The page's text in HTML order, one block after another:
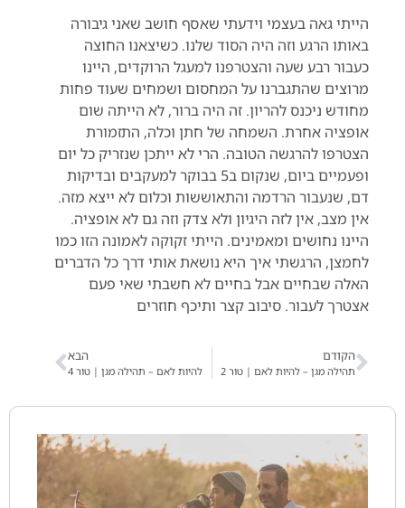
הייתי גאה בעצמי וידעתי שאסף חושב שאני גיבורה
באותו הרגע וזה היה הסוד שלנו. כשיצאנו החוצה
כעבור רבע שעה והצטרפנו למעגל הרוקדים, היינו
מרוצים שהתגברנו על המחסום ושמחים שעוד פחות
מחודש ניכנס להריון. זה היה ברור, לא הייתה שום
אופציה אחרת. השמחה של חתן וכלה, התזמורת
הצטרפו להרגשה הטובה. הרי לא ייתכן שנזריק כל יום
ופעמיים ביום, שנקום ב5 בבוקר למעקבים ובדיקות
דם, שנעבור הרדמה והתאוששות וכלום לא ייצא מזה.
אין מצב, אין לזה היגיון ולא צדק וזה גם לא אופציה.
היינו נחושים ומאמינים. הייתי זקוקה לאמונה הזו כמו
לחמצן, הרגשתי איך היא נושאת אותי דרך כל הדברים
האלה שבחיים אבל בחיים לא חשבתי שאי פעם
אצטרך לעבור. סיבוב קצר ותיכף חוזרים
הקודם
תהילה מגן – להיות לאם | טור 2
הבא
להיות לאם – תהילה מגן | טור 4